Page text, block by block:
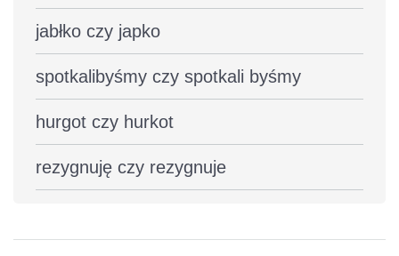
jabłko czy japko
spotkalibyśmy czy spotkali byśmy
hurgot czy hurkot
rezygnuję czy rezygnuje